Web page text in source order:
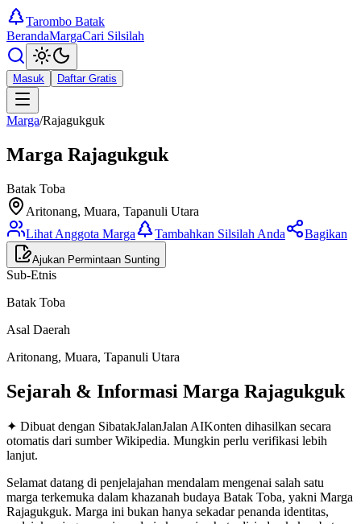
Tarombo Batak
BerandaMargaCari Silsilah
Masuk Daftar Gratis
Marga/Rajagukguk
Marga Rajagukguk
Batak Toba
Aritonang, Muara, Tapanuli Utara
Lihat Anggota Marga
Tambahkan Silsilah Anda Bagikan
Ajukan Permintaan Sunting
Sub-Etnis
Batak Toba
Asal Daerah
Aritonang, Muara, Tapanuli Utara
Sejarah & Informasi Marga Rajagukguk
✦ Dibuat dengan SibatakJalanJalan AIKonten dihasilkan secara
otomatis dari sumber Wikipedia. Mungkin perlu verifikasi lebih
lanjut.
Selamat datang di penjelajahan mendalam mengenai salah satu
marga terkemuka dalam khazanah budaya Batak Toba, yakni Marga
Rajagukguk. Marga ini bukan hanya sekadar penanda identitas,